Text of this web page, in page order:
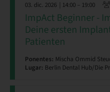
03. dic. 2026 | 14:00 – 19:00
ImpAct Beginner -
Deine ersten
Patienten
Ponentes: Mischa Ommid
Lugar: Berlin Dental Hub/Die